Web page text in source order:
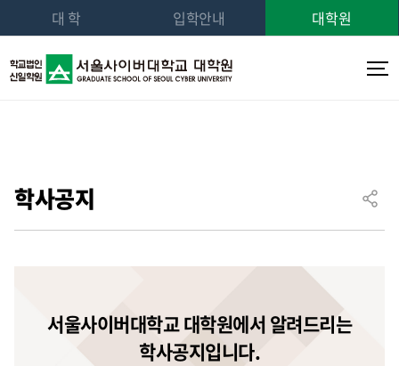
대 학 입학안내 대학원
학사공지
서울사이버대학교 대학원에서 알려드리는
학사공지입니다.